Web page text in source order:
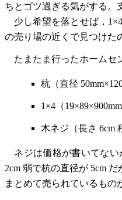
ちとゴツ過ぎる気がする。
少し希望を落とせば，
の売り場の近くで見つけた
たまたま行ったホームセ
杭（直径
1×4（
木ネジ（長さ 6cm
ネジは価格が書いてない
2cm 弱で杭の直径が 5cm
まとめて売られているもの